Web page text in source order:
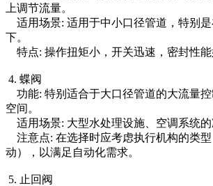
上调节流量。
适用场景: 适用于中小口径管道，特别
下。
特点: 操作扭矩小，开关迅速，密封性能
4. 蝶阀
功能: 特别适合于大口径管道的大流量
空间。
适用场景: 大型水处理设施、空调系统的
注意点: 在选择时应考虑执行机构的类
动），以满足自动化需求。
5. 止回阀